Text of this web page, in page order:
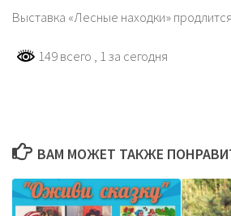
Выставка «Лесные находки»
149 всего , 1 за сегодня
ВАМ МОЖЕТ ТАКЖЕ